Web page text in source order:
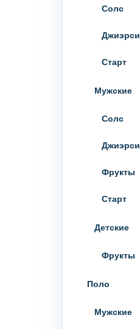
Солс
Джиэрси
Старт
Мужские
Солс
Джиэрси
Фрукты
Старт
Детские
Фрукты
Поло
Мужские